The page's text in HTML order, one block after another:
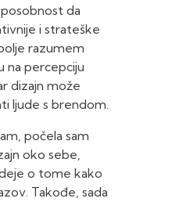
da
i strateške
razumem
na percepciju
dizajn može
ljude s brendom.
počela sam
oko sebe,
o tome kako
Takođe, sada